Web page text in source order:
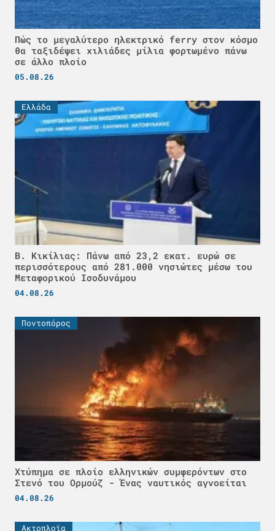
Πώς το μεγαλύτερο ηλεκτρικό ferry στον κόσμο
θα ταξιδέψει χιλιάδες μίλια φορτωμένο πάνω
σε άλλο πλοίο
05.08.26
Ελλάδα
Β. Κικίλιας: Πάνω από 23,2 εκατ. ευρώ σε
περισσότερους από 281.000 νησιώτες μέσω του
Μεταφορικού Ισοδυνάμου
04.08.26
Ποντοπόρος
Χτύπημα σε πλοίο ελληνικών συμφερόντων στο
Στενό του Ορμούζ - Ένας ναυτικός αγνοείται
04.08.26
Ακτοπλοϊα